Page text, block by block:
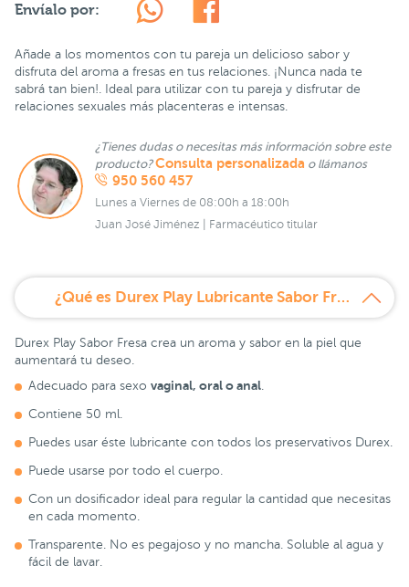
Envíalo por:
Añade a los momentos con tu pareja un delicioso sabor y
disfruta del aroma a fresas en tus relaciones. ¡Nunca nada te
sabrá tan bien!. Ideal para utilizar con tu pareja y disfrutar de
relaciones sexuales más placenteras e intensas.
¿Tienes dudas o necesitas más información sobre este
producto?Consulta personalizada o llámanos
950 560 457
Lunes a Viernes de 08:00h a 18:00h
Juan José Jiménez | Farmacéutico titular
¿Qué es Durex Play Lubricante Sabor Fresa 50 ml?
Durex Play Sabor Fresa crea un aroma y sabor en la piel que
aumentará tu deseo.
Adecuado para sexo vaginal, oral o anal
Contiene 50 ml.
Puedes usar éste lubricante con todos los preservativos Durex.
Puede usarse por todo el cuerpo.
Con un dosificador ideal para regular la cantidad que necesitas
en cada momento.
Transparente. No es pegajoso y no mancha. Soluble al agua y
fácil de lavar.